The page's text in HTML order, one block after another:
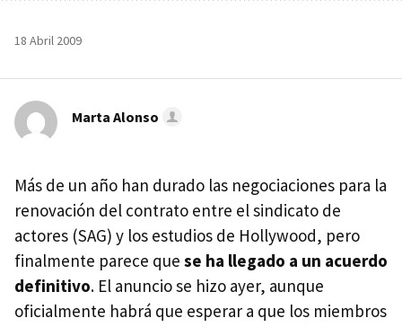
18 Abril 2009
Marta Alonso
Más de un año han durado las negociaciones para la
renovación del contrato entre el sindicato de
actores (SAG) y los estudios de Hollywood, pero
finalmente parece que se ha llegado a un acuerdo
definitivo. El anuncio se hizo ayer, aunque
oficialmente habrá que esperar a que los miembros